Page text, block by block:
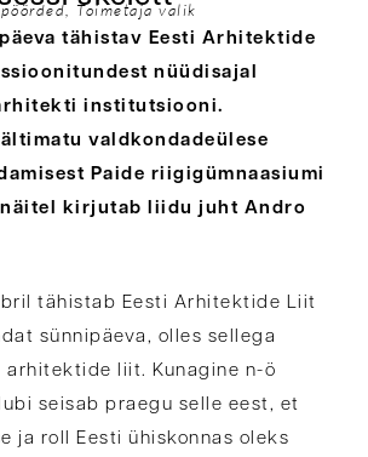
, Toimetaja valik
tähistav Eesti Arhitektide
nüüdisajal
institutsiooni.
valdkondadeülese
Paide riigigümnaasiumi
kirjutab liidu juht Andro
tähistab Eesti Arhitektide Liit
sünnipäeva, olles sellega
arhitektide liit. Kunagine n-ö
seisab praegu selle eest, et
ja roll Eesti ühiskonnas oleks